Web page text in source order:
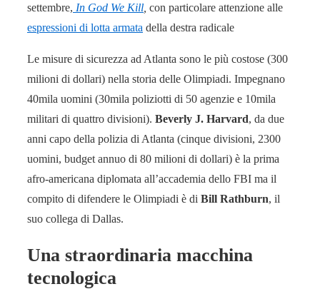
settembre, In God We Kill con particolare attenzione alle
espressioni di lotta armata della destra radicale
Le misure di sicurezza ad Atlanta sono le più costose (300
milioni di dollari) nella sto­ria delle Olimpiadi. Impegnano
40mila uomini (30mila poliziotti di 50 agenzie e 10mila
militari di quattro divisioni). Beverly J. Harvard, da due
anni capo della polizia di Atlanta (cinque divisioni, 2300
uo­mini, bud­get annuo di 80 milioni di dollari) è la prima
afro-america­na diplomata all’accade­mia dello FBI ma il
compito di difendere le Olimpiadi è di Bill Rathburn, il
suo collega di Dallas.
Una straordinaria macchina
tecnologica